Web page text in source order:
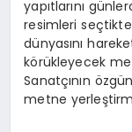
yapıtlarını
resimleri
dünyasını
körükleyecek
Sanatçının
metne